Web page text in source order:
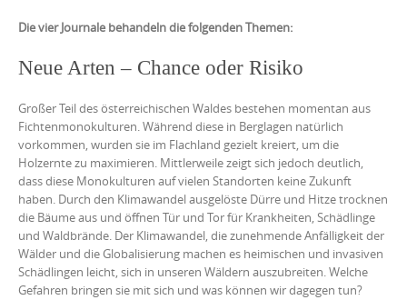
Die vier Journale behandeln die folgenden Themen:
Neue Arten – Chance oder Risiko
Großer Teil des österreichischen Waldes bestehen momentan aus
Fichtenmonokulturen. Während diese in Berglagen natürlich
vorkommen, wurden sie im Flachland gezielt kreiert, um die
Holzernte zu maximieren. Mittlerweile zeigt sich jedoch deutlich,
dass diese Monokulturen auf vielen Standorten keine Zukunft
haben. Durch den Klimawandel ausgelöste Dürre und Hitze trocknen
die Bäume aus und öffnen Tür und Tor für Krankheiten, Schädlinge
und Waldbrände. Der Klimawandel, die zunehmende Anfälligkeit der
Wälder und die Globalisierung machen es heimischen und invasiven
Schädlingen leicht, sich in unseren Wäldern auszubreiten. Welche
Gefahren bringen sie mit sich und was können wir dagegen tun?